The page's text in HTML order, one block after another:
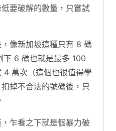
要破解的數量，只嘗試
像新加坡這種只有 8 碼
下 6 碼也就是最多 100
4 萬次（這個也很值得學
掉不合法的號碼後，只
乍看之下就是個暴力破